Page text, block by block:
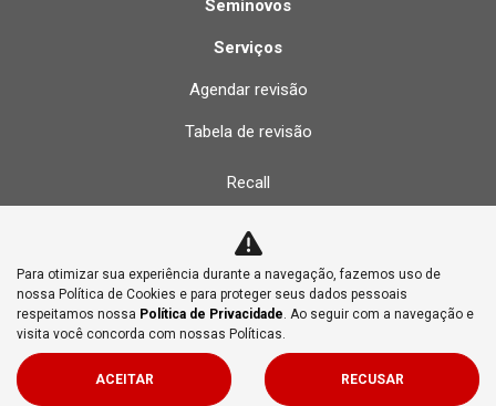
Seminovos
Serviços
Agendar revisão
Tabela de revisão
Recall
Peças genuínas
Acessórios
Consórcio
Vendas diretas
Para otimizar sua experiência durante a navegação, fazemos uso de
nossa Política de Cookies e para proteger seus dados pessoais
respeitamos nossa Política de Privacidade. Ao seguir com a navegação e
visita você concorda com nossas Políticas.
ACEITAR RECUSAR